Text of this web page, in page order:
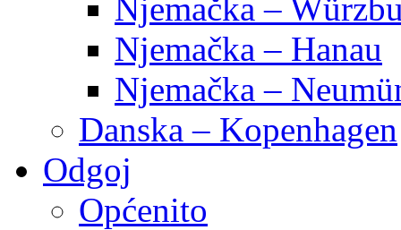
Njemačka –
Njemačka – Hanau
Njemačka –
Danska – Kopenhagen
Odgoj
Općenito